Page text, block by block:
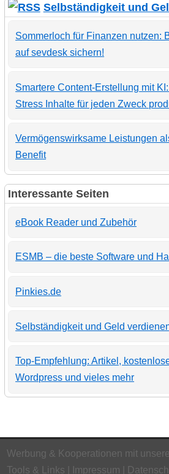
Selbständigkeit und
Sommerloch für Finanzen nutzen:
auf sevdesk sichern!
Smartere Content-Erstellung mit
Stress Inhalte für jeden Zweck
Vermögenswirksame Leistungen
Benefit
Interessante Seiten
eBook Reader und Zubehör
ESMB – die beste Software und
Pinkies.de
Selbständigkeit und Geld
Top-Empfehlung: Artikel,
Wordpress und vieles mehr
Werbung & Kooperationen mit
Tools & Links
Impressum